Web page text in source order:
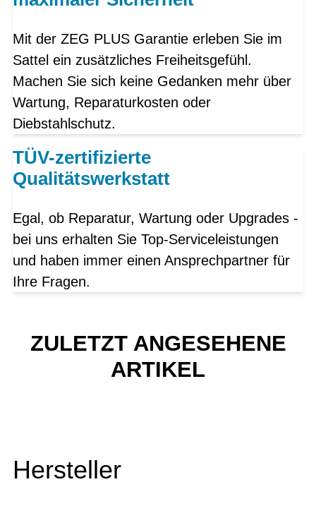
Mit der ZEG PLUS Garantie erleben Sie im
Sattel ein zusätzliches Freiheitsgefühl.
Machen Sie sich keine Gedanken mehr über
Wartung, Reparaturkosten oder
Diebstahlschutz.
TÜV-zertifizierte
Qualitätswerkstatt
Egal, ob Reparatur, Wartung oder Upgrades -
bei uns erhalten Sie Top-Serviceleistungen
und haben immer einen Ansprechpartner für
Ihre Fragen.
ZULETZT ANGESEHENE
ARTIKEL
Hersteller